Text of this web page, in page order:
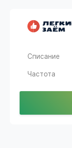
Списание
Частота